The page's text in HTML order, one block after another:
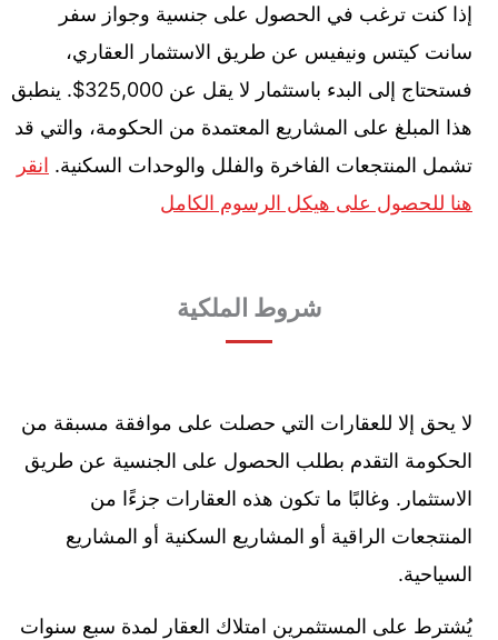
إذا كنت ترغب في الحصول على جنسية وجواز سفر
سانت كيتس ونيفيس عن طريق الاستثمار العقاري،
فستحتاج إلى البدء باستثمار لا يقل عن 325,000$. ينطبق
هذا المبلغ على المشاريع المعتمدة من الحكومة، والتي قد
تشمل المنتجعات الفاخرة والفلل والوحدات السكنية. انقر
هنا للحصول على هيكل الرسوم الكامل
شروط الملكية
لا يحق إلا للعقارات التي حصلت على موافقة مسبقة من
الحكومة التقدم بطلب الحصول على الجنسية عن طريق
الاستثمار. وغالبًا ما تكون هذه العقارات جزءًا من
المنتجعات الراقية أو المشاريع السكنية أو المشاريع
السياحية.
يُشترط على المستثمرين امتلاك العقار لمدة سبع سنوات